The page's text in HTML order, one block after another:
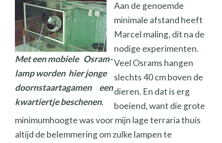
Met een mobiele Osram-
lamp worden hier jonge
doornstaartagamen een
kwartiertje beschenen.
Aan de genoemde
minimale afstand heeft
Marcel maling, dit na de
nodige experimenten.
Veel Osrams hangen
slechts 40 cm boven de
dieren. En dat is erg
boeiend, want die grote
minimumhoogte was voor mijn lage terraria thuis
altijd de belemmering om zulke lampen te